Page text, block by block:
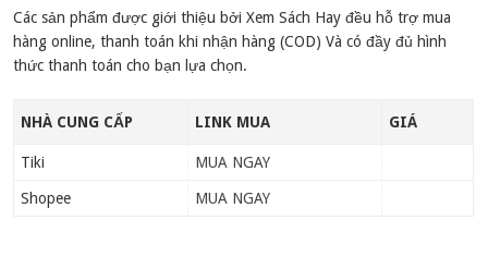
Các sản phẩm được giới thiệu bởi Xem Sách Hay đều hỗ trợ mua
hàng online, thanh toán khi nhận hàng (COD) Và có đầy đủ hình
thức thanh toán cho bạn lựa chọn.
NHÀ CUNG CẤP LINK MUA GIÁ
Tiki MUA NGAY
Shopee MUA NGAY